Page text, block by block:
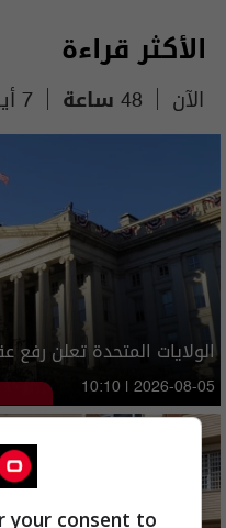
الأكثر قراءة
الآن 48 ساعة 7 أيام
الولايات المتحدة تعلن رفع
10:10 | 2026-08-05
your consent to